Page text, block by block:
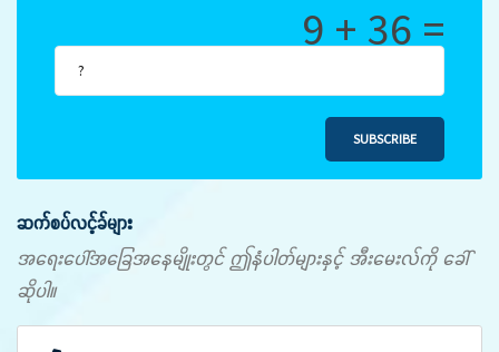
9 + 36 =
SUBSCRIBE
ဆက်စပ်လင့်ခ်များ
အရေးပေါ်အခြေအနေမျိုးတွင် ဤနံပါတ်များနှင့် အီးမေးလ်ကို ခေါ်
ဆိုပါ။